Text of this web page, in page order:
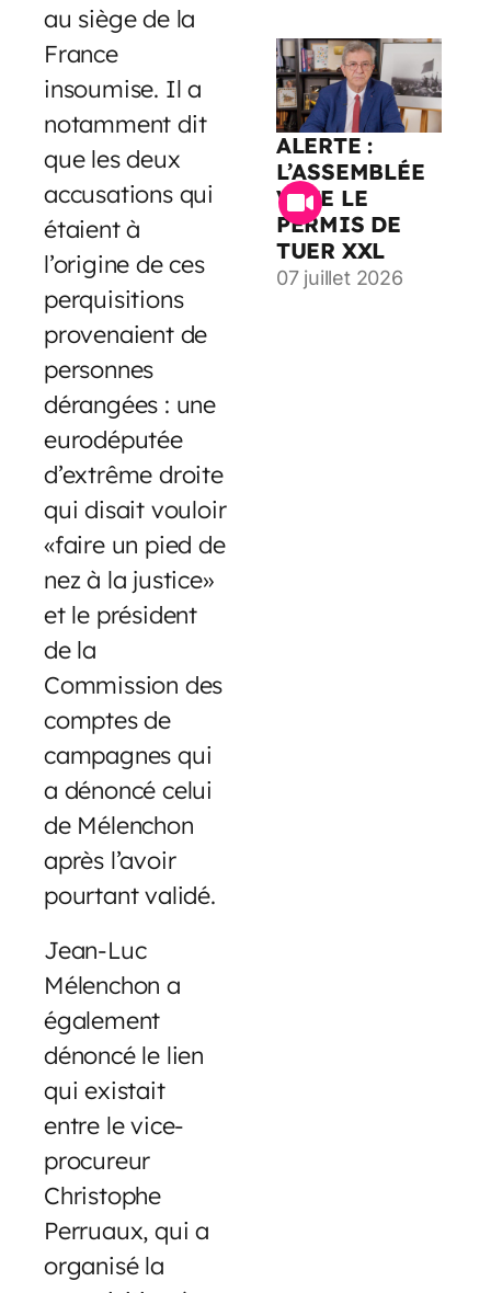
au siège de la
France
insoumise. Il a
notamment dit
que les deux
accusations qui
étaient à
l’origine de ces
perquisitions
provenaient de
personnes
dérangées : une
eurodéputée
d’extrême droite
qui disait vouloir
«faire un pied de
nez à la justice»
et le président
de la
Commission des
comptes de
campagnes qui
a dénoncé celui
de Mélenchon
après l’avoir
pourtant validé.
Jean-Luc
Mélenchon a
également
dénoncé le lien
qui existait
entre le vice-
procureur
Christophe
Perruaux, qui a
organisé la
ALERTE :
L’ASSEMBLÉE
VOTE LE
PERMIS DE
TUER XXL
07 juillet 2026